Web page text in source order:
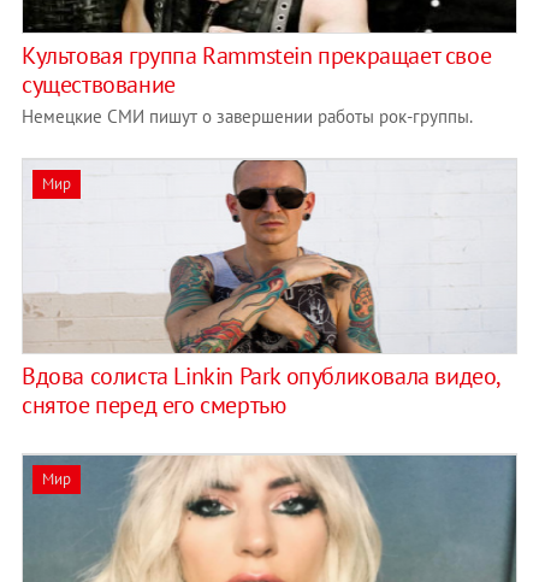
Культовая группа Rammstein прекращает свое
существование
Немецкие СМИ пишут о завершении работы рок-группы.
Мир
Вдова солиста Linkin Park опубликовала видео,
снятое перед его смертью
Мир